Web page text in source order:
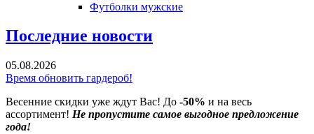
Футболки мужские
Последние новости
05.08.2026
Время обновить гардероб!
Весенние скидки уже ждут Вас! До -50% и на весь
ассортимент! Не пропустите самое выгодное предложение
года!